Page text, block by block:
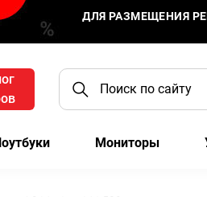
ДЛЯ РАЗМЕЩЕНИЯ
Мониторы